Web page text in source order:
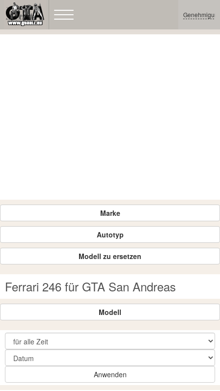
Marke
Autotyp
Modell zu ersetzen
Ferrari 246 für GTA San Andreas
Modell
Anwenden